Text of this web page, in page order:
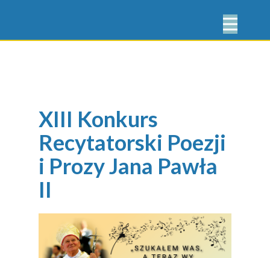
XIII Konkurs
Recytatorski Poezji
i Prozy Jana Pawła
II